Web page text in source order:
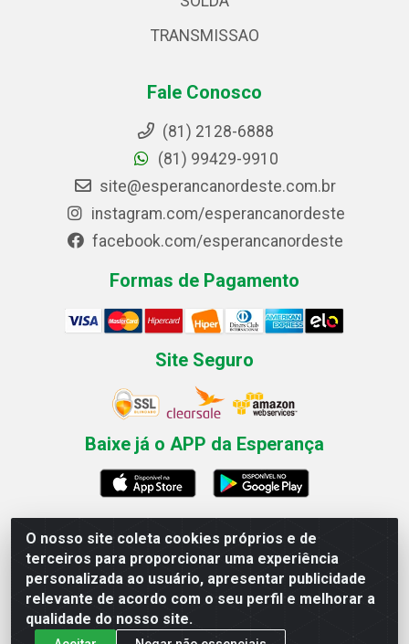
O nosso site coleta cookies próprios e de
terceiros para proporcionar uma experiência
personalizada ao usuário, apresentar publicidade
relevante de acordo com o seu perfil e melhorar a
qualidade do nosso site.
TRANSMISSAO
Fale Conosco
(81) 2128-6888
(81) 99429-9910
site@esperancanordeste.com.br
instagram.com/esperancanordeste
facebook.com/esperancanordeste
Formas de Pagamento
Site Seguro
Baixe já o APP da Esperança
Esperança Nordeste - Rua Professor Caldas Filho, 291 -
Estância - Recife / PE CEP: 50771-335 - CNPJ
03.666.136/0001-23